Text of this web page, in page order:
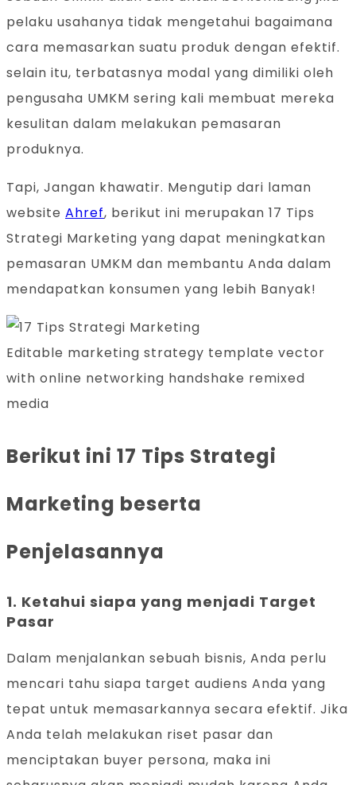
pelaku usahanya tidak mengetahui bagaimana
cara memasarkan suatu produk dengan efektif.
selain itu, terbatasnya modal yang dimiliki oleh
pengusaha UMKM sering kali membuat mereka
kesulitan dalam melakukan pemasaran
produknya.
Tapi, Jangan khawatir. Mengutip dari laman
website Ahref, berikut ini merupakan 17 Tips
Strategi Marketing yang dapat meningkatkan
pemasaran UMKM dan membantu Anda dalam
mendapatkan konsumen yang lebih Banyak!
Editable marketing strategy template vector
with online networking handshake remixed
media
Berikut ini 17 Tips Strategi
Marketing beserta
Penjelasannya
1. Ketahui siapa yang menjadi Target
Pasar
Dalam menjalankan sebuah bisnis, Anda perlu
mencari tahu siapa target audiens Anda yang
tepat untuk memasarkannya secara efektif. Jika
Anda telah melakukan riset pasar dan
menciptakan buyer persona, maka ini